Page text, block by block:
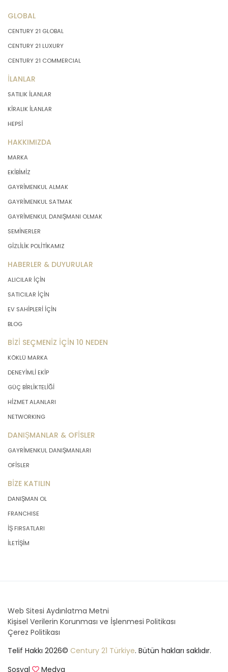
GLOBAL
CENTURY 21 GLOBAL
CENTURY 21 LUXURY
CENTURY 21 COMMERCIAL
İLANLAR
SATILIK İLANLAR
KİRALIK İLANLAR
HEPSİ
HAKKIMIZDA
MARKA
EKİBİMİZ
GAYRİMENKUL ALMAK
GAYRİMENKUL SATMAK
GAYRİMENKUL DANIŞMANI OLMAK
SEMİNERLER
GİZLİLİK POLİTİKAMIZ
HABERLER & DUYURULAR
ALICILAR İÇİN
SATICILAR İÇİN
EV SAHİPLERİ İÇİN
BLOG
BİZİ SEÇMENİZ İÇİN 10 NEDEN
KÖKLÜ MARKA
DENEYİMLİ EKİP
GÜÇ BİRLİKTELİĞİ
HİZMET ALANLARI
NETWORKING
DANIŞMANLAR & OFİSLER
GAYRİMENKUL DANIŞMANLARI
OFİSLER
BİZE KATILIN
DANIŞMAN OL
FRANCHISE
İŞ FIRSATLARI
İLETİŞİM
Web Sitesi Aydınlatma Metni
Kişisel Verilerin Korunması ve İşlenmesi Politikası
Çerez Politikası
Telif Hakkı 2026© Century 21 Türkiye. Bütün hakları saklıdır.
Sosyal
Medya